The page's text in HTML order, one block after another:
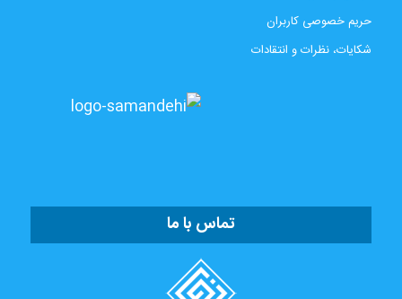
حریم خصوصی کاربران
شکایات، نظرات و انتقادات
تماس با ما